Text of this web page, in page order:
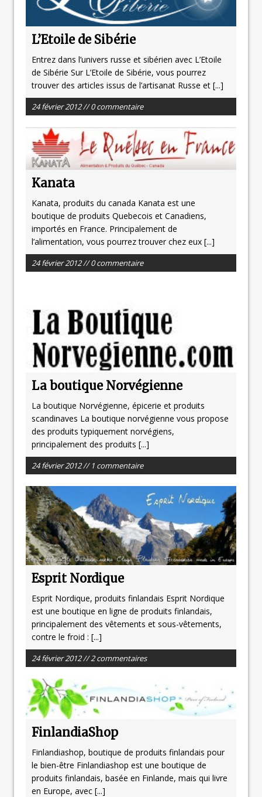
L’Etoile de Sibérie
Entrez dans l’univers russe et sibérien avec L’Etoile
de Sibérie Sur L’Etoile de Sibérie, vous pourrez
trouver des articles issus de l’artisanat Russe et [...]
24 février 2012 // 0 commentaire
Kanata
Kanata, produits du canada Kanata est une
boutique de produits Quebecois et Canadiens,
importés en France. Principalement de
l’alimentation, vous pourrez trouver chez eux [...]
24 février 2012 // 0 commentaire
La boutique Norvégienne
La boutique Norvégienne, épicerie et produits
scandinaves La boutique norvégienne vous propose
des produits typiquement norvégiens,
principalement des produits [...]
24 février 2012 // 1 commentaire
Esprit Nordique
Esprit Nordique, produits finlandais Esprit Nordique
est une boutique en ligne de produits finlandais,
principalement des vêtements et sous-vêtements,
contre le froid : [...]
24 février 2012 // 2 commentaires
FinlandiaShop
Finlandiashop, boutique de produits finlandais pour
le bien-être Finlandiashop est une boutique de
produits finlandais, basée en Finlande, mais qui livre
en Europe, avec [...]